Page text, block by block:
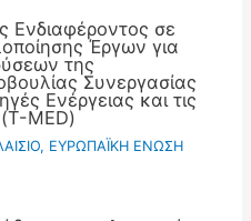
Ενδιαφέροντος σε
Έργων για
της
Συνεργασίας
Ενέργειας και τις
MED)
, ΕΥΡΩΠΑΪΚΗ ΕΝΩΣΗ